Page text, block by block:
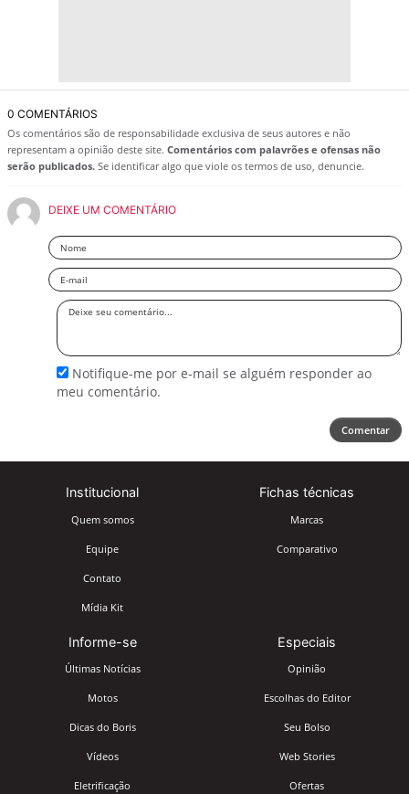
0 COMENTÁRIOS
Os comentários são de responsabilidade exclusiva de seus autores e não
representam a opinião deste site. Comentários com palavrões e ofensas não
serão publicados. Se identificar algo que viole os termos de uso, denuncie.
DEIXE UM COMENTÁRIO
Nome
Email
Deixe
Notifique-me por e-mail se alguém responder ao
meu comentário.
Comentar
Institucional
Quem somos
Equipe
Contato
Mídia Kit
Fichas técnicas
Marcas
Comparativo
Informe-se
Últimas Notícias
Motos
Dicas do Boris
Vídeos
Eletrificação
Especiais
Opinião
Escolhas do Editor
Seu Bolso
Web Stories
Ofertas